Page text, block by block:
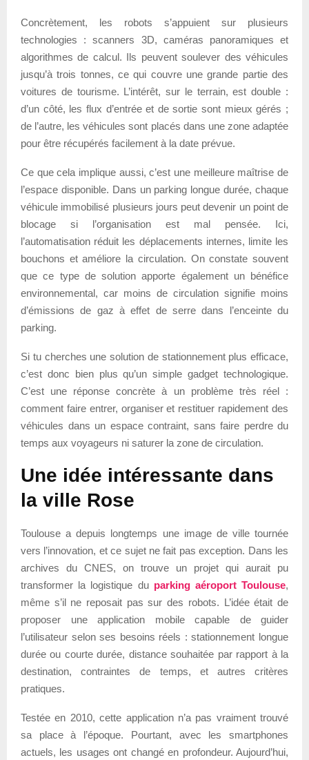
Concrètement, les robots s’appuient sur plusieurs
technologies : scanners 3D, caméras panoramiques et
algorithmes de calcul. Ils peuvent soulever des véhicules
jusqu’à trois tonnes, ce qui couvre une grande partie des
voitures de tourisme. L’intérêt, sur le terrain, est double :
d’un côté, les flux d’entrée et de sortie sont mieux gérés ;
de l’autre, les véhicules sont placés dans une zone adaptée
pour être récupérés facilement à la date prévue.
Ce que cela implique aussi, c’est une meilleure maîtrise de
l’espace disponible. Dans un parking longue durée, chaque
véhicule immobilisé plusieurs jours peut devenir un point de
blocage si l’organisation est mal pensée. Ici,
l’automatisation réduit les déplacements internes, limite les
bouchons et améliore la circulation. On constate souvent
que ce type de solution apporte également un bénéfice
environnemental, car moins de circulation signifie moins
d’émissions de gaz à effet de serre dans l’enceinte du
parking.
Si tu cherches une solution de stationnement plus efficace,
c’est donc bien plus qu’un simple gadget technologique.
C’est une réponse concrète à un problème très réel :
comment faire entrer, organiser et restituer rapidement des
véhicules dans un espace contraint, sans faire perdre du
temps aux voyageurs ni saturer la zone de circulation.
Une idée intéressante dans
la ville Rose
Toulouse a depuis longtemps une image de ville tournée
vers l’innovation, et ce sujet ne fait pas exception. Dans les
archives du CNES, on trouve un projet qui aurait pu
transformer la logistique du parking aéroport Toulouse,
même s’il ne reposait pas sur des robots. L’idée était de
proposer une application mobile capable de guider
l’utilisateur selon ses besoins réels : stationnement longue
durée ou courte durée, distance souhaitée par rapport à la
destination, contraintes de temps, et autres critères
pratiques.
Testée en 2010, cette application n’a pas vraiment trouvé
sa place à l’époque. Pourtant, avec les smartphones
actuels, les usages ont changé en profondeur. Aujourd’hui,